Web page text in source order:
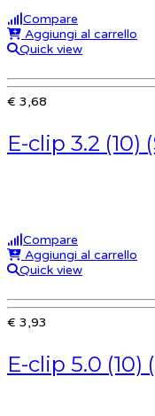
Compare
Aggiungi al carrello
Quick view
€ 3,68
E-clip 3.2 (10)
Compare
Aggiungi al carrello
Quick view
€ 3,93
E-clip 5.0 (10)